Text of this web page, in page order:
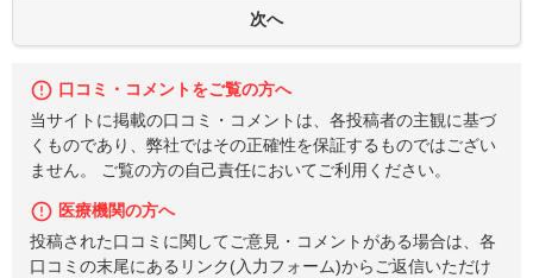
口コミ・コメントをご覧の方へ
当サイトに掲載の口コミ・コメントは、各投稿者の主観に基づ
くものであり、弊社ではその正確性を保証するものではござい
ません。 ご覧の方の自己責任においてご利用ください。
医療機関の方へ
投稿された口コミに関してご意見・コメントがある場合は、各
口コミの末尾にあるリンク(入力フォーム)からご返信いただけ